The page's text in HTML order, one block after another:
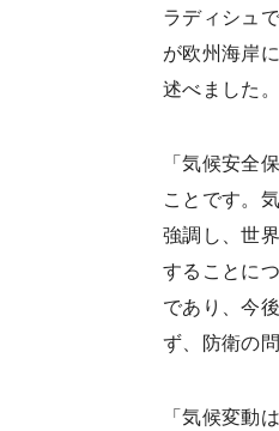
ラディシュ
が欧州海岸
述べました。
「気候安全
ことです。
強調し、世
することに
であり、今
ず、防衛の
「気候変動